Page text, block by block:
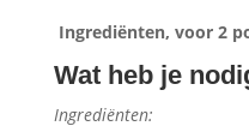
Ingrediënten, voor 2
Wat heb je
Ingrediënten: